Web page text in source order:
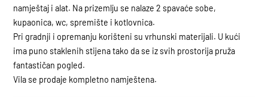
namještaj i alat. Na prizemlju se nalaze 2 spavaće sobe,
kupaonica, wc, spremište i kotlovnica.
Pri gradnji i opremanju korišteni su vrhunski materijali. U kući
ima puno staklenih stijena tako da se iz svih prostorija pruža
fantastičan pogled.
Vila se prodaje kompletno namještena.